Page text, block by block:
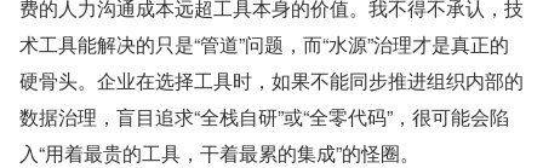
费的人力沟通成本远超工具本身的价值。我不得不承认，技
术工具能解决的只是“管道”问题，而“水源”治理才是真正的
硬骨头。企业在选择工具时，如果不能同步推进组织内部的
数据治理，盲目追求“全栈自研”或“全零代码”，很可能会陷
入“用着最贵的工具，干着最累的集成”的怪圈。